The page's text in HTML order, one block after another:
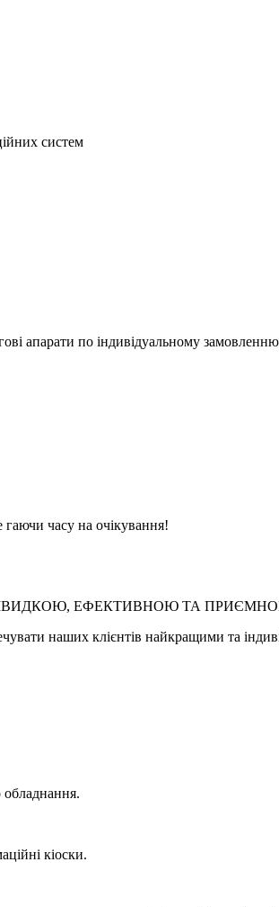
систем
апарати по індивідуальному
часу на очікування!
ЕФЕКТИВНОЮ ТА
наших клієнтів найкращими та
обладнання.
кіоски.